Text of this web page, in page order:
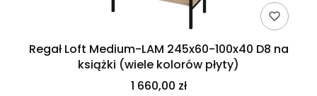
Regał Loft Medium-LAM 245x60-100x40 D8 na
książki (wiele kolorów płyty)
1 660,00 zł